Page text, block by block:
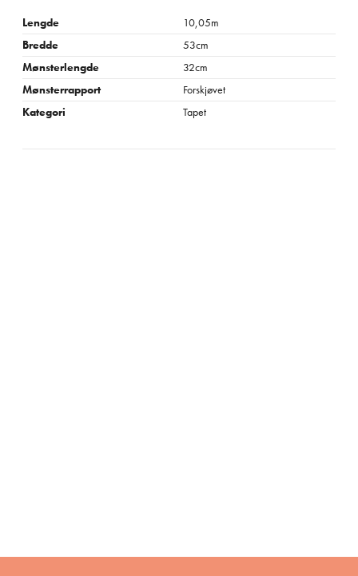
Lengde
10,05m
Bredde
53cm
Mønsterlengde
32cm
Mønsterrapport
Forskjøvet
Kategori
Tapet